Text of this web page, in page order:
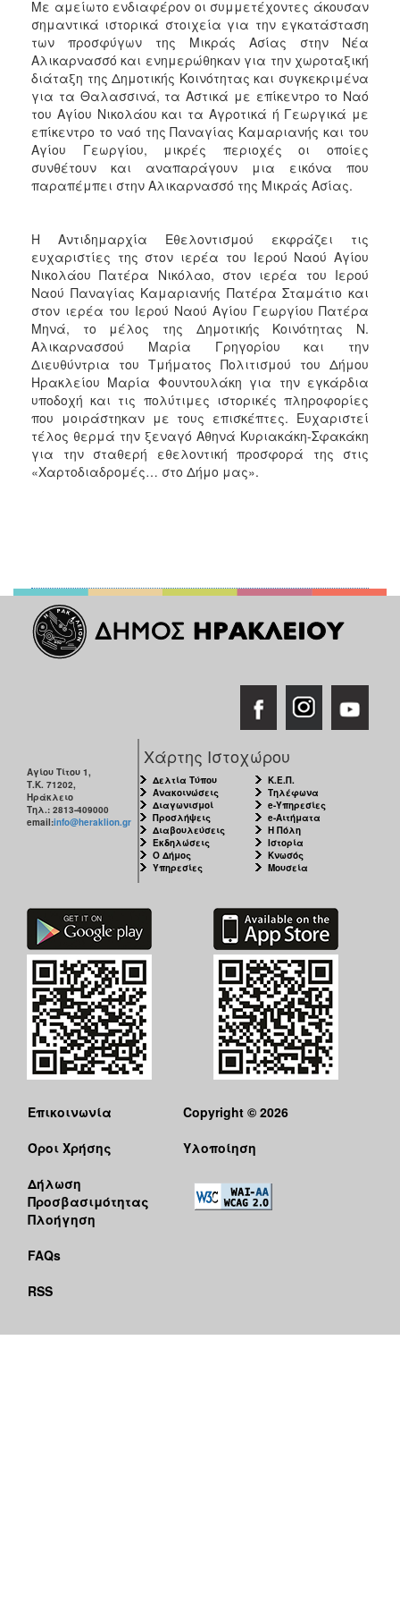
ΑΝΘΕΚΤΙΚΗ
ΠΟΛΗ
Με αμείωτο ενδιαφέρον οι συμμετέχοντες άκουσαν
σημαντικά ιστορικά στοιχεία για την εγκατάσταση
των προσφύγων της Μικράς Ασίας στην Νέα
Αλικαρνασσό και ενημερώθηκαν για την χωροταξική
διάταξη της Δημοτικής Κοινότητας και συγκεκριμένα
για τα Θαλασσινά, τα Αστικά με επίκεντρο το Ναό
του Αγίου Νικολάου και τα Αγροτικά ή Γεωργικά με
επίκεντρο το ναό της Παναγίας Καμαριανής και του
Αγίου Γεωργίου, μικρές περιοχές οι οποίες
συνθέτουν και αναπαράγουν μια εικόνα που
παραπέμπει στην Αλικαρνασσό της Μικράς Ασίας.
Η Αντιδημαρχία Εθελοντισμού εκφράζει τις
ευχαριστίες της στον ιερέα του Ιερού Ναού Αγίου
Νικολάου Πατέρα Νικόλαο, στον ιερέα του Ιερού
Ναού Παναγίας Καμαριανής Πατέρα Σταμάτιο και
στον ιερέα του Ιερού Ναού Αγίου Γεωργίου Πατέρα
Μηνά, το μέλος της Δημοτικής Κοινότητας Ν.
Αλικαρνασσού Μαρία Γρηγορίου και την
Διευθύντρια του Τμήματος Πολιτισμού του Δήμου
Ηρακλείου Μαρία Φουντουλάκη για την εγκάρδια
υποδοχή και τις πολύτιμες ιστορικές πληροφορίες
που μοιράστηκαν με τους επισκέπτες. Ευχαριστεί
τέλος θερμά την ξεναγό Αθηνά Κυριακάκη-Σφακάκη
για την σταθερή εθελοντική προσφορά της στις
«Χαρτοδιαδρομές… στο Δήμο μας».
Αγίου Τίτου 1,
Τ.Κ. 71202,
Ηράκλειο
Τηλ.: 2813-409000
email:info@heraklion.gr
Χάρτης Ιστοχώρου
Δελτία Τύπου
Ανακοινώσεις
Διαγωνισμοί
Προσλήψεις
Διαβουλεύσεις
Εκδηλώσεις
Ο Δήμος
Υπηρεσίες
Κ.Ε.Π.
Τηλέφωνα
e-Υπηρεσίες
e-Αιτήματα
Η Πόλη
Ιστορία
Κνωσός
Μουσεία
Επικοινωνία
Όροι Χρήσης
Δήλωση
Προσβασιμότητας
Πλοήγηση
FAQs
RSS
Copyright © 2026
Υλοποίηση